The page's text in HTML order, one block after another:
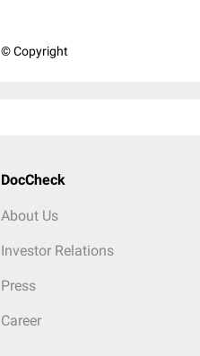
© Copyright
DocCheck
About Us
Investor Relations
Press
Career